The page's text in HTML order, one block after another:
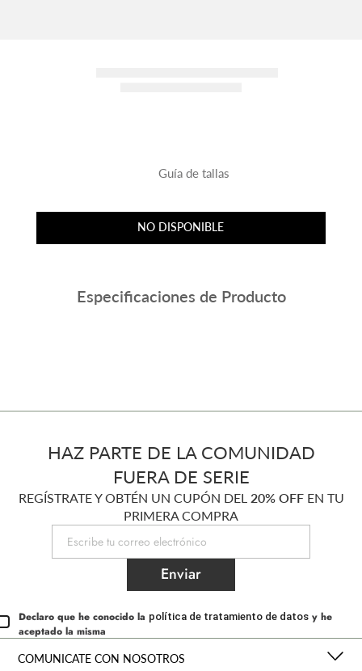
Guía de tallas
NO DISPONIBLE
Especificaciones de Producto
HAZ PARTE DE LA COMUNIDAD
FUERA DE SERIE
REGÍSTRATE Y OBTÉN UN CUPÓN DEL 20% OFFEN TU
PRIMERA COMPRA
Enviar
Declaro que he conocido la política de tratamiento de datos y he
aceptado la misma
COMUNICATE CON NOSOTROS